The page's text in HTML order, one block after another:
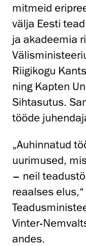
mitmeid
välja Eesti
ja akadeemia
Riigikogu
ning Kapten
Sihtasutus.
tööde
„Auhinnatud
uurimused,
– neil
reaalses
Vinter-
andes.